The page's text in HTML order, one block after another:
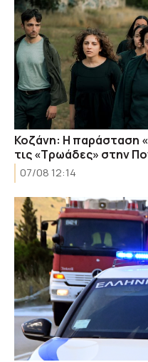
Κοζάνη: Η παράσταση
τις «Τρωάδες» στην
07/08 12:14